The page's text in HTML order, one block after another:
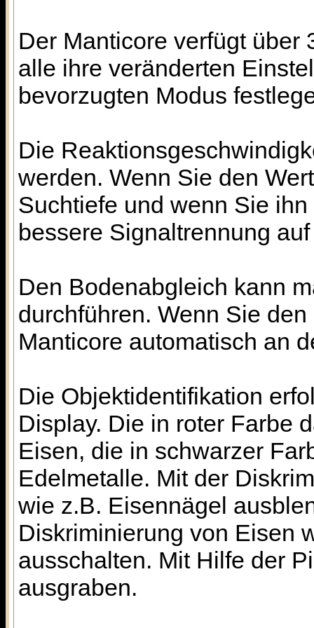
Der Manticore verfügt über
alle ihre veränderten
bevorzugten Modus
Die
werden. Wenn Sie den
Suchtiefe und wenn Sie
bessere Signaltrennung
Den Bodenabgleich kann
durchführen. Wenn Sie
Manticore automatisch an
Die Objektidentifikation
Display. Die in roter Farbe
Eisen, die in schwarzer
Edelmetalle. Mit der
wie z.B. Eisennägel
Diskriminierung von Eisen
ausschalten. Mit Hilfe der
ausgraben.